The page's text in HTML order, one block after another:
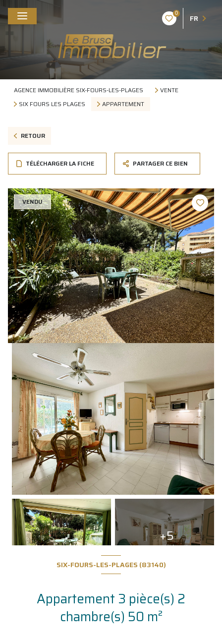
0 FR
AGENCE IMMOBILIÈRE SIX-FOURS-LES-PLAGES
VENTE
SIX FOURS LES PLAGES
APPARTEMENT
RETOUR
TÉLÉCHARGER LA FICHE PARTAGER CE BIEN
VENDU
+5
SIX-FOURS-LES-PLAGES (83140)
Appartement 3 pièce(s) 2
chambre(s) 50 m²